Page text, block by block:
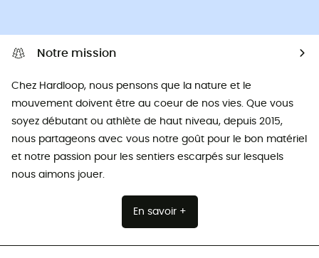
Notre mission
Chez Hardloop, nous pensons que la nature et le
mouvement doivent être au coeur de nos vies. Que vous
soyez débutant ou athlète de haut niveau, depuis 2015,
nous partageons avec vous notre goût pour le bon matériel
et notre passion pour les sentiers escarpés sur lesquels
nous aimons jouer.
En savoir +